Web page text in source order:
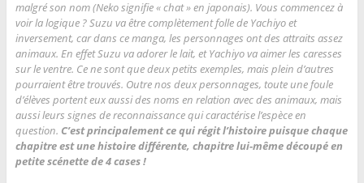
malgré son nom (Neko signifie « chat » en japonais). Vous commencez à
voir la logique ? Suzu va être complètement folle de Yachiyo et
inversement, car dans ce manga, les personnages ont des attraits assez
animaux. En effet Suzu va adorer le lait, et Yachiyo va aimer les caresses
sur le ventre. Ce ne sont que deux petits exemples, mais plein d’autres
pourraient être trouvés. Outre nos deux personnages, toute une foule
d’élèves portent eux aussi des noms en relation avec des animaux, mais
aussi leurs signes de reconnaissance qui caractérise l’espèce en
question. C’est principalement ce qui régit l’histoire puisque chaque
chapitre est une histoire différente, chapitre lui-même découpé en
petite scénette de 4 cases !